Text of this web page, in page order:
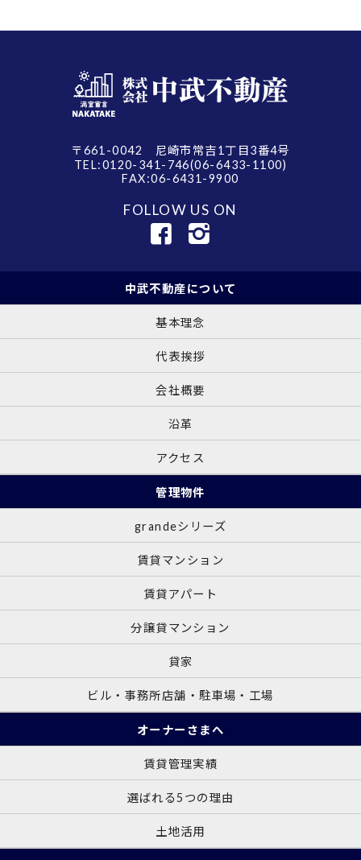
〒661-0042 尼崎市常吉1丁目3番4号
TEL:0120-341-746(06-6433-1100)
FAX:06-6431-9900
FOLLOW US ON
中武不動産について
基本理念
代表挨拶
会社概要
沿革
アクセス
管理物件
grandeシリーズ
賃貸マンション
賃貸アパート
分譲貸マンション
貸家
ビル・事務所店舗・駐車場・工場
オーナーさまへ
賃貸管理実績
選ばれる5つの理由
土地活用